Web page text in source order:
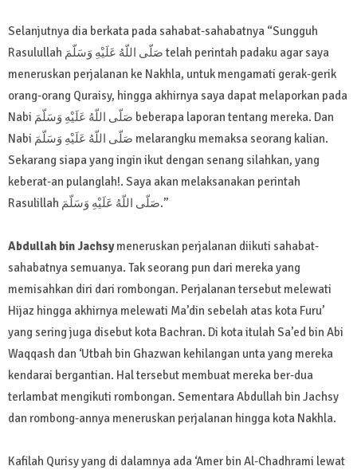
Selanjutnya dia berkata pada sahabat-sahabatnya “Sungguh
Rasulullah صَلّى اللّهُ عَلَيْهِ وَسَلّمَ telah perintah padaku agar saya
meneruskan perjalanan ke Nakhla, untuk mengamati gerak-gerik
orang-orang Quraisy, hingga akhirnya saya dapat melaporkan pada
Nabi صَلّى اللّهُ عَلَيْهِ وَسَلّمَ beberapa laporan tentang mereka. Dan
Nabi صَلّى اللّهُ عَلَيْهِ وَسَلّمَ melarangku memaksa seorang kalian.
Sekarang siapa yang ingin ikut dengan senang silahkan, yang
keberat-an pulanglah!. Saya akan melaksanakan perintah
Rasulillah صَلّى اللّهُ عَلَيْهِ وَسَلّمَ.”
Abdullah bin Jachsymeneruskan perjalanan diikuti sahabat-
sahabatnya semuanya. Tak seorang pun dari mereka yang
memisahkan diri dari rombongan. Perjalanan tersebut melewati
Hijaz hingga akhirnya melewati Ma’din sebelah atas kota Furu’
yang sering juga disebut kota Bachran. Di kota itulah Sa’ed bin Abi
Waqqash dan ‘Utbah bin Ghazwan kehilangan unta yang mereka
kendarai bergantian. Hal tersebut membuat mereka ber-dua
terlambat mengikuti rombongan. Sementara Abdullah bin Jachsy
dan rombong-annya meneruskan perjalanan hingga kota Nakhla.
Kafilah Qurisy yang di dalamnya ada ‘Amer bin Al-Chadhrami lewat